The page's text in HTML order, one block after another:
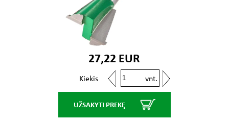
27,22 EUR
Kiekis vnt.
UŽSAKYTI PREKĘ